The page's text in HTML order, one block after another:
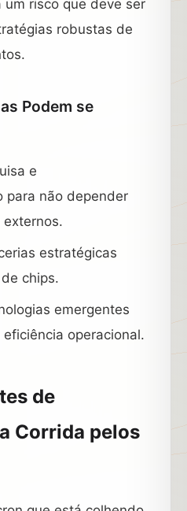
risco que deve ser
robustas de
Podem se
e
para não depender
estratégicas
chips.
emergentes
operacional.
de
Corrida pelos